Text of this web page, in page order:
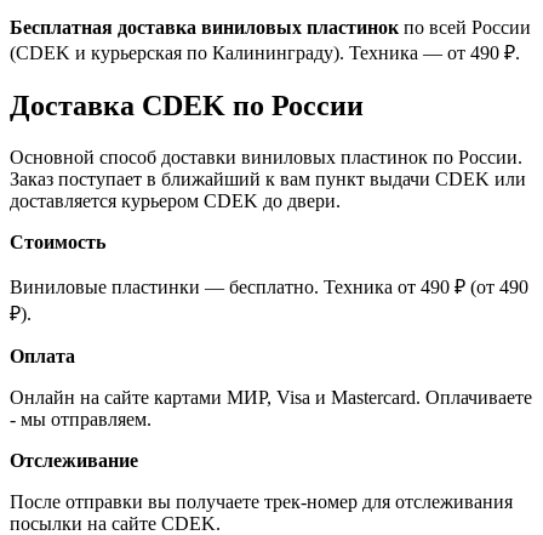
Бесплатная доставка виниловых пластинок по всей России
(CDEK и курьерская по Калининграду). Техника — от 490 ₽.
Доставка CDEK по России
Основной способ доставки виниловых пластинок по России.
Заказ поступает в ближайший к вам пункт выдачи CDEK или
доставляется курьером CDEK до двери.
Стоимость
Виниловые пластинки — бесплатно. Техника от 490 ₽ (от 490
₽).
Оплата
Онлайн на сайте картами МИР, Visa и Mastercard. Оплачиваете
- мы отправляем.
Отслеживание
После отправки вы получаете трек-номер для отслеживания
посылки на сайте CDEK.